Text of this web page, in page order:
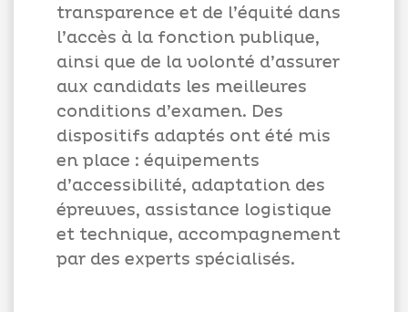
transparence et de l’équité dans
l’accès à la fonction publique,
ainsi que de la volonté d’assurer
aux candidats les meilleures
conditions d’examen. Des
dispositifs adaptés ont été mis
en place : équipements
d’accessibilité, adaptation des
épreuves, assistance logistique
et technique, accompagnement
par des experts spécialisés.